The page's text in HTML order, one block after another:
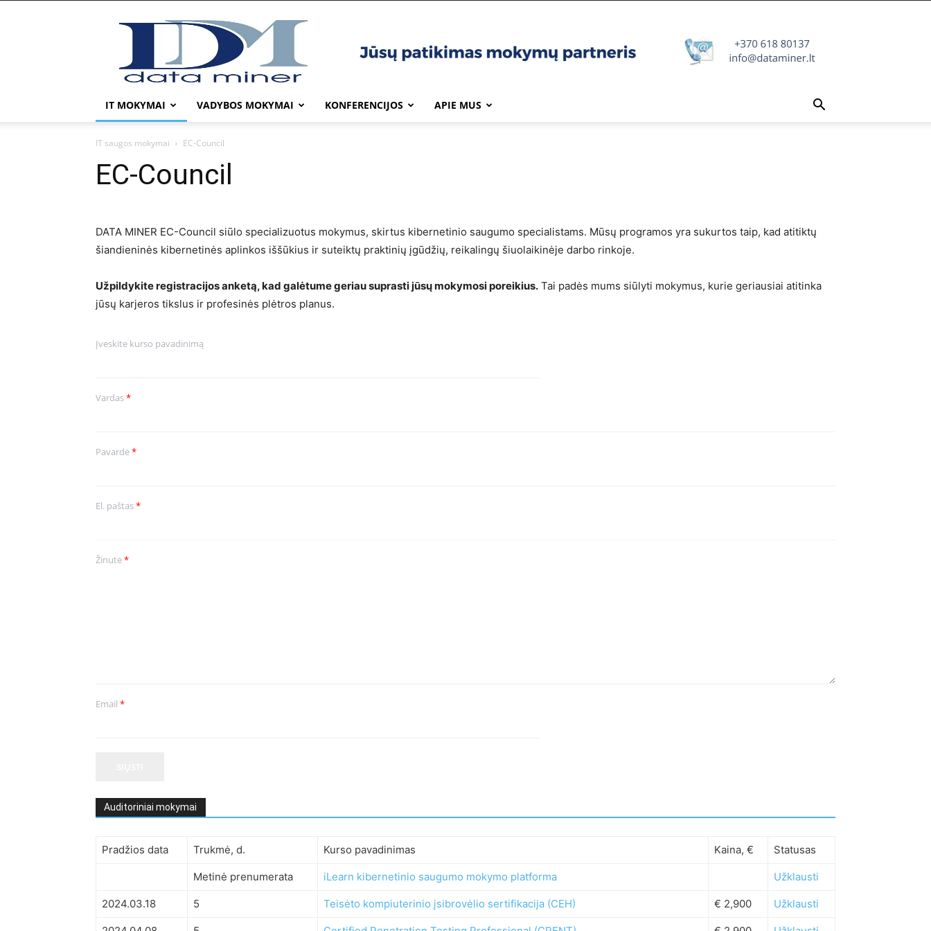
DATA
MINER
IT MOKYMAI VADYBOS MOKYMAI KONFERENCIJOS APIE MUS
IT saugos mokymai EC-Council
EC-Council
DATA MINER EC-Council siūlo specializuotus mokymus, skirtus kibernetinio saugumo specialistams. Mūsų programos yra sukurtos taip, kad atitiktų
šiandieninės kibernetinės aplinkos iššūkius ir suteiktų praktinių įgūdžių, reikalingų šiuolaikinėje darbo rinkoje.
Užpildykite registracijos anketą, kad galėtume geriau suprasti jūsų mokymosi poreikius. Tai padės mums siūlyti mokymus, kurie geriausiai atitinka
jūsų karjeros tikslus ir profesinės plėtros planus.
Įveskite kurso pavadinimą
Vardas*
Pavardė*
El. paštas*
Žinutė*
Email *
Auditoriniai mokymai
Pradžios data Trukmė, d. Kurso pavadinimas Kaina, € Statusas
Metinė prenumerata iLearn kibernetinio saugumo mokymo platforma Užklausti
2024.03.18 5 Teisėto kompiuterinio įsibrovėlio sertifikacija (CEH) € 2,900 Užklausti